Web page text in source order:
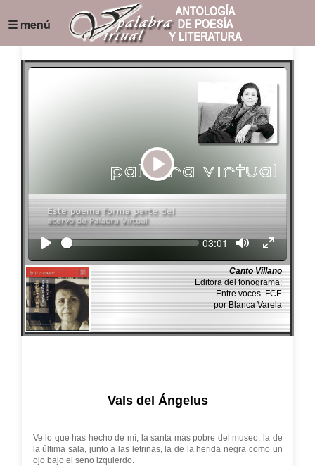
☰ menú
Play
Seek Current
03:01
Canto Villano
Editora del fonograma:
Entre voces. FCE
por Blanca Varela
Vals del Ángelus
Ve lo que has hecho de mí, la santa más pobre del museo, la de
la última sala, junto a las letrinas, la de la herida negra como un
ojo bajo el seno izquierdo.